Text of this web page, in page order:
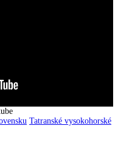
Tatranské vysokohorské